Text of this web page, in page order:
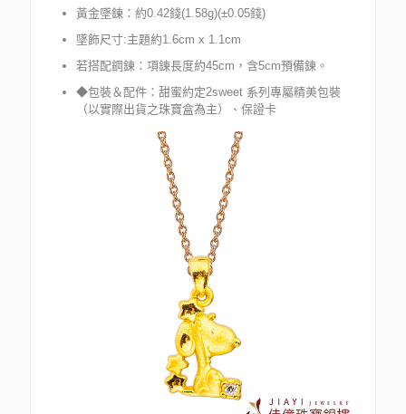
黃金墜鍊：約0.42錢(1.58g)(±0.05錢)
墜飾尺寸:主題約1.6cm x 1.1cm
若搭配鋼鍊：項鍊長度約45cm，含5cm預備鍊。
◆包裝＆配件：甜蜜約定2sweet 系列專屬精美包裝
（以實際出貨之珠寶盒為主）、保證卡